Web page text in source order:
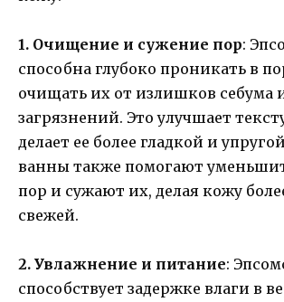
1. Очищение и сужение пор:
способна глубоко проникать в
очищать их от излишков себума
загрязнений. Это улучшает
делает ее более гладкой и
ванны также помогают
пор и сужают их, делая кожу
свежей.
2. Увлажнение и питание:
способствует задержке влаги в